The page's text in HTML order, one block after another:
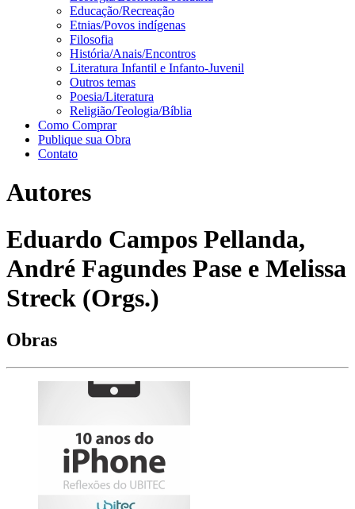
Educação/Recreação
Etnias/Povos indígenas
Filosofia
História/Anais/Encontros
Literatura Infantil e Infanto-Juvenil
Outros temas
Poesia/Literatura
Religião/Teologia/Bíblia
Como Comprar
Publique sua Obra
Contato
Autores
Eduardo Campos Pellanda,
André Fagundes Pase e Melissa
Streck (Orgs.)
Obras